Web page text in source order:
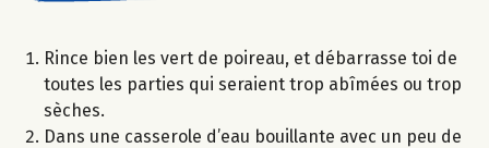
Rince bien les vert de poireau, et débarrasse toi de
toutes les parties qui seraient trop abîmées ou trop
sèches.
Dans une casserole d’eau bouillante avec un peu de